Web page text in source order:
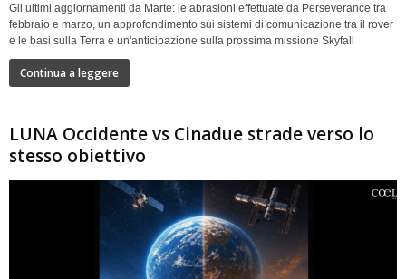
Gli ultimi aggiornamenti da Marte: le abrasioni effettuate da Perseverance tra
febbraio e marzo, un approfondimento sui sistemi di comunicazione tra il rover
e le basi sulla Terra e un'anticipazione sulla prossima missione Skyfall
Continua a leggere
LUNA Occidente vs Cinadue strade verso lo
stesso obiettivo